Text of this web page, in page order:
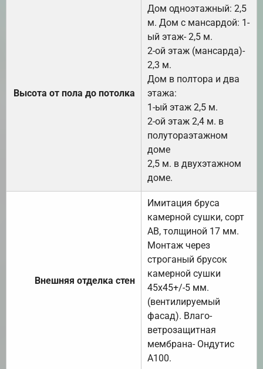
Высота от пола до потолка
Дом одноэтажный: 2,5
м. Дом с мансардой: 1-
ый этаж- 2,5 м.
2-ой этаж (мансарда)-
2,3 м.
Дом в полтора и два
этажа:
1-ый этаж 2,5 м.
2-ой этаж 2,4 м. в
полутораэтажном
доме
2,5 м. в двухэтажном
доме.
Внешняя отделка стен
Имитация бруса
камерной сушки, сорт
АВ, толщиной 17 мм.
Монтаж через
строганый брусок
камерной сушки
45х45+/-5 мм.
(вентилируемый
фасад). Влаго-
ветрозащитная
мембрана- Ондутис
А100.